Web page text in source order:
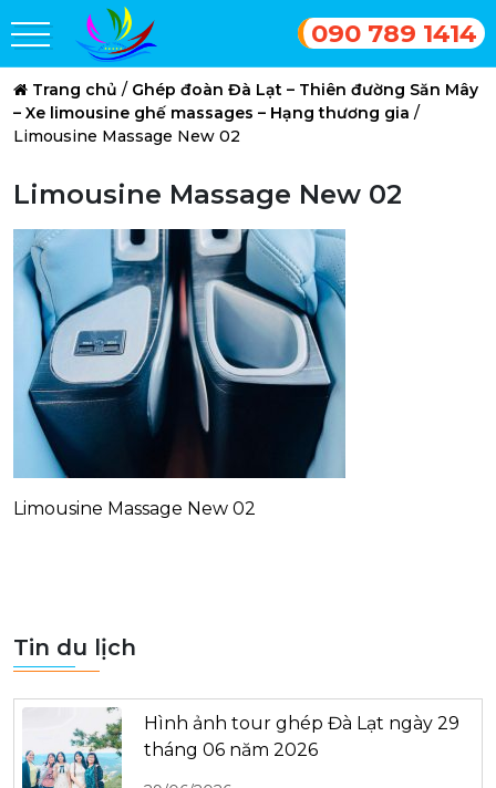
090 789 1414
Trang chủ / Ghép đoàn Đà Lạt – Thiên đường Săn Mây
– Xe limousine ghế massages – Hạng thương gia /
Limousine Massage New 02
Limousine Massage New 02
Limousine Massage New 02
Tin du lịch
Hình ảnh tour ghép Đà Lạt ngày 29
tháng 06 năm 2026